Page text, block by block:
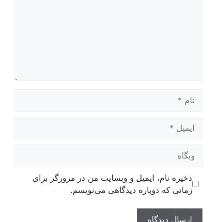
وبگاه
ذخیره نام، ایمیل و وبسایت من در مرورگر برای
زمانی که دوباره دیدگاهی می‌نویسم.